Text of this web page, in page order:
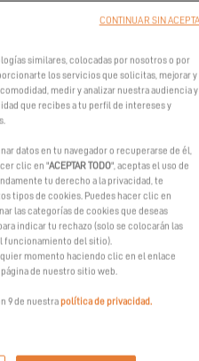
el18 de mayo de 2025
Alliance Nautique 66.
de recibirte, discutir
y mostrarte elExcess 11.
verte allí!
similares, colocadas por nosotros o por
los servicios que solicitas, mejorar y
medir y analizar nuestra audiencia y
que recibes a tu perfil de intereses y
datos en tu navegador o recuperarse de él,
clic en "ACEPTAR TODO", aceptas el uso de
tu derecho a la privacidad, te
tipos de cookies. Puedes hacer clic en
las categorías de cookies que deseas
indicar tu rechazo (solo se colocarán las
funcionamiento del sitio).
momento haciendo clic en el enlace
página de nuestro sitio web.
9 de nuestrapolítica de privacidad.
CONTINUAR SIN